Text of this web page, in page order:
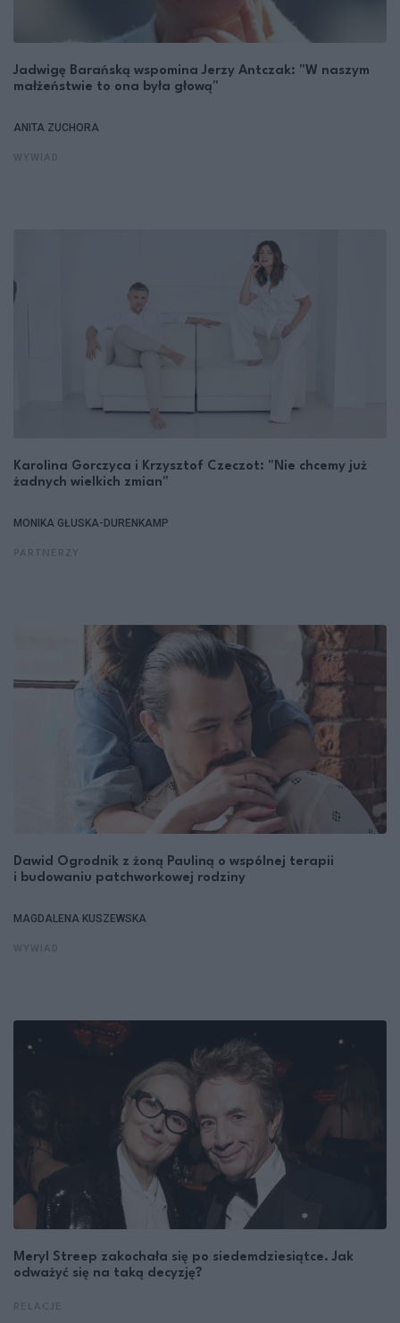
Jadwigę Barańską wspomina Jerzy Antczak: "W naszym
małżeństwie to ona była głową"
ANITA ZUCHORA
Karolina Gorczyca i Krzysztof Czeczot: "Nie chcemy już
żadnych wielkich zmian"
MONIKA GŁUSKA-DURENKAMP
Dawid Ogrodnik z żoną Pauliną o wspólnej terapii
i budowaniu patchworkowej rodziny
MAGDALENA KUSZEWSKA
Meryl Streep zakochała się po siedemdziesiątce. Jak
odważyć się na taką decyzję?